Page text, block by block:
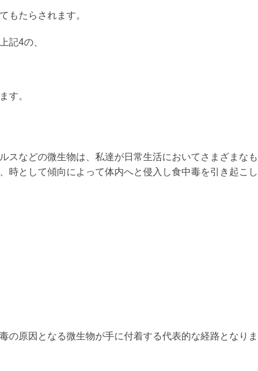
もたらされます。
記4の、
す。
スなどの微生物は、私達が日常生活においてさまざまなも
時として傾向によって体内へと侵入し食中毒を引き起こし
の原因となる微生物が手に付着する代表的な経路となりま